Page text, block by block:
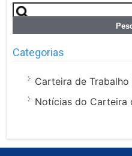
Pesquisar
por:
Categorias
Carteira de
Notícias do Carteira